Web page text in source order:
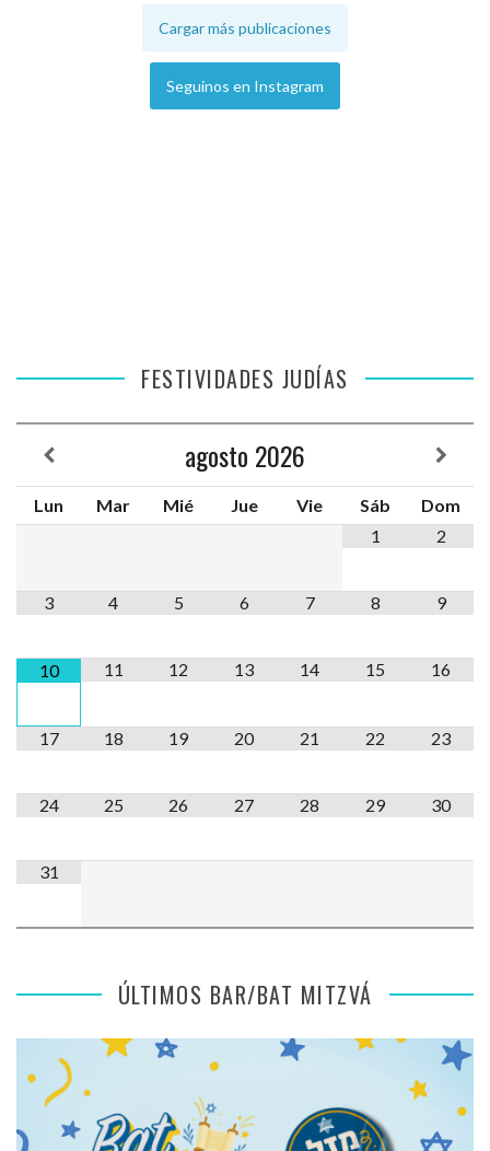
Cargar más publicaciones
Seguinos en Instagram
FESTIVIDADES JUDÍAS
agosto 2026
Lun Mar Mié Jue Vie Sáb
Dom
1
2
3 4 5 6 7 8 9
10 11 12 13 14 15 16
17 18 19 20 21 22 23
24 25 26 27 28 29 30
31
ÚLTIMOS BAR/BAT MITZVÁ